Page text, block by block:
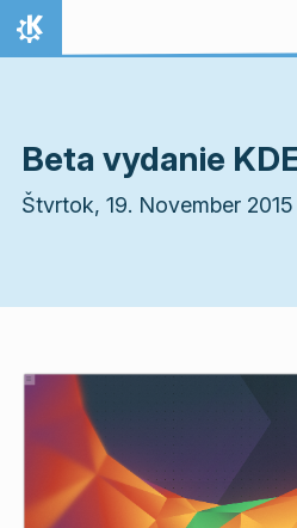
Preskočiť na obsah
Domov
Beta vydanie
Štvrtok, 19. November 2015